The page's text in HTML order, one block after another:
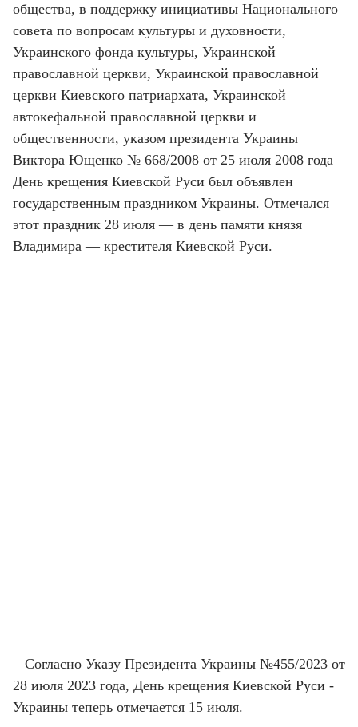
общества, в поддержку инициативы Национального
совета по вопросам культуры и духовности,
Украинского фонда культуры, Украинской
православной церкви, Украинской православной
церкви Киевского патриархата, Украинской
автокефальной православной церкви и
общественности, указом президента Украины
Виктора Ющенко № 668/2008 от 25 июля 2008 года
День крещения Киевской Руси был объявлен
государственным праздником Украины. Отмечался
этот праздник 28 июля — в день памяти князя
Владимира — крестителя Киевской Руси.
Согласно Указу Президента Украины №455/2023 от
28 июля 2023 года, День крещения Киевской Руси -
Украины теперь отмечается 15 июля.